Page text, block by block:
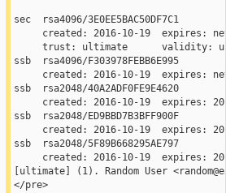
sec  rsa4096/3E0EE5BAC50DF7C1
trust: ultimate      validity:
ssb  rsa4096/F303978FEBB6E995
ssb  rsa2048/40A2ADF0FE9E4620
ssb  rsa2048/ED9BBD7B3BFF900F
ssb  rsa2048/5F89B668295AE797
[ultimate] (1). Random User
</pre>